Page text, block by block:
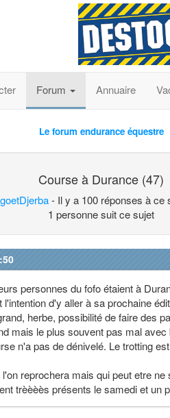
Forum Annuaire
Le forum endurance équestre
Course à Durance (47)
- Il y a 100 réponses à ce
1 personne suit ce sujet
personnes du fofo étaient à
l'intention d'y aller à sa prochaine
herbe, possibilité de faire des
mais le plus souvent pas mal
n'a pas de dénivelé. Le trotting
reprochera mais qui peut etre
trèèèès présents le samedi et un